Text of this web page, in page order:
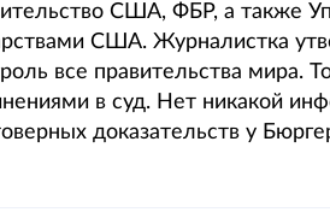
США, ФБР, а также
США. Журналистка
все правительства мира.
в суд. Нет никакой
доказательств у